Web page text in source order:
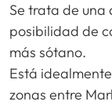
Se trata de una
posibilidad de
más sótano.
Está
zonas entre